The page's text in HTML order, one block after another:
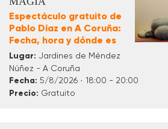
Espectáculo gratuito de
Pablo Díaz en A Coruña:
Fecha, hora y dónde es
Lugar: Jardines de Méndez
Núñez - A Coruña
Fecha: 5/8/2026 · 18:00 - 20:00
Precio: Gratuito